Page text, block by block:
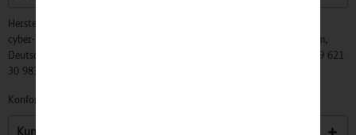
Hersteller:
cyber-Wear Heidelberg GmbH, Elsa-Brändström-Str. 4, 68229 Mannheim,
Deutschland, Info@mycybergroup.com, https://mycybergroup.com, +49 621
30 983 0
Konformitätserklärungen zu unseren Produkten finden Sie
Kunden kauften auch